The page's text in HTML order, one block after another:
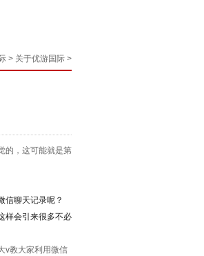
> 关于优游国际 >
的，这可能就是第
信聊天记录呢？
样会引来很多不必
v教大家利用微信